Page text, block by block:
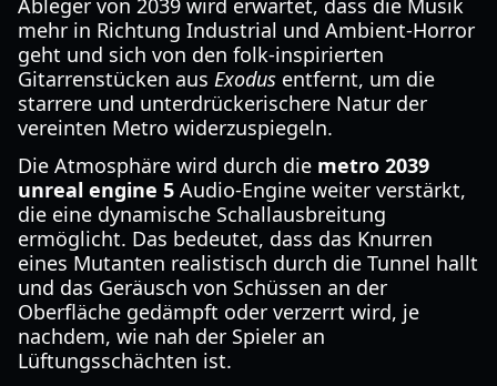
Ableger von 2039 wird erwartet, dass die Musik
mehr in Richtung Industrial und Ambient-Horror
geht und sich von den folk-inspirierten
Gitarrenstücken aus Exodus entfernt, um die
starrere und unterdrückerischere Natur der
vereinten Metro widerzuspiegeln.
Die Atmosphäre wird durch die metro 2039
unreal engine 5 Audio-Engine weiter verstärkt,
die eine dynamische Schallausbreitung
ermöglicht. Das bedeutet, dass das Knurren
eines Mutanten realistisch durch die Tunnel hallt
und das Geräusch von Schüssen an der
Oberfläche gedämpft oder verzerrt wird, je
nachdem, wie nah der Spieler an
Lüftungsschächten ist.